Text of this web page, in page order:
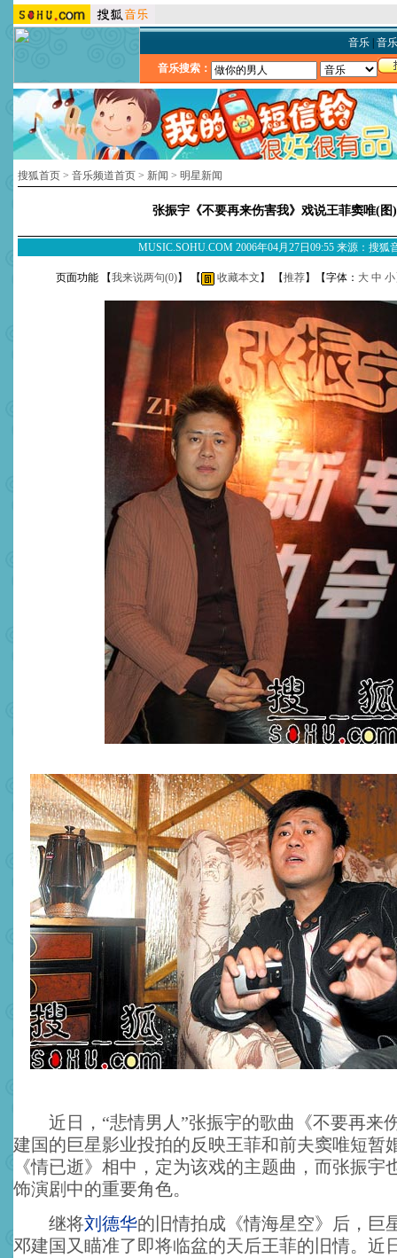
音乐| 音
音乐搜索：
搜狐首页 > 音乐频道首页 > 新闻 > 明星新闻
张振宇《不要再来伤害我》戏说王菲窦唯(图)
MUSIC.SOHU.COM 2006年04月27日09:55 来源：搜狐
页面功能 【我来说两句(0)】 【 收藏本文 】 【推荐】【字体： 大 中 小
近日，“悲情男人”张振宇的歌曲《不要再来
建国的巨星影业投拍的反映王菲和前夫窦唯短暂
《情已逝》相中，定为该戏的主题曲，而张振宇
饰演剧中的重要角色。
继将刘德华的旧情拍成《情海星空》后，巨
邓建国又瞄准了即将临盆的天后王菲的旧情。近